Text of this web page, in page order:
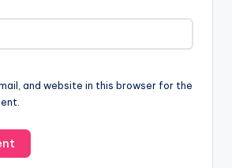
and website in this browser for the